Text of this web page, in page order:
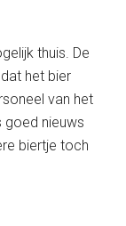
thuis. De
het bier
van het
goed nieuws
biertje toch